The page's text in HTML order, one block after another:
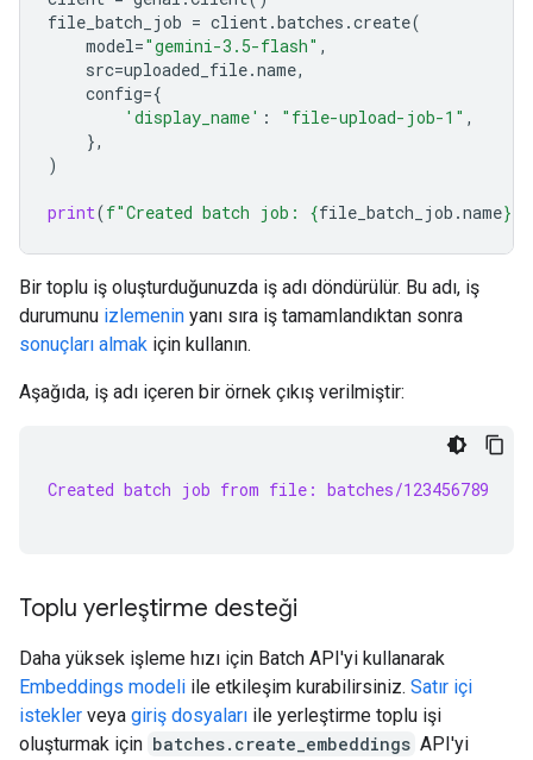
file_batch_job = client.batches .create(
model="gemini-3.5-flash" ,
src=uploaded_file.name,
config={
'display_name' : "file-upload-job-1" ,
},
)
print(f"Created batch job: {file_batch_job .name}
Bir toplu iş oluşturduğunuzda iş adı döndürülür. Bu adı, iş
durumunu izlemenin yanı sıra iş tamamlandıktan sonra
sonuçları almak için kullanın.
Aşağıda, iş adı içeren bir örnek çıkış verilmiştir:
Created batch job from file: batches/123456789
Toplu yerleştirme desteği
Daha yüksek işleme hızı için Batch API'yi kullanarak
Embeddings modeli ile etkileşim kurabilirsiniz. Satır içi
istekler veya giriş dosyaları ile yerleştirme toplu işi
oluşturmak için batches.create_embeddings API'yi